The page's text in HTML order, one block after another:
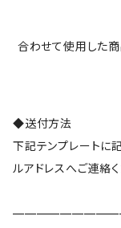
合わせて使用した
◆送付方法
下記テンプレートに
ルアドレスへご連絡